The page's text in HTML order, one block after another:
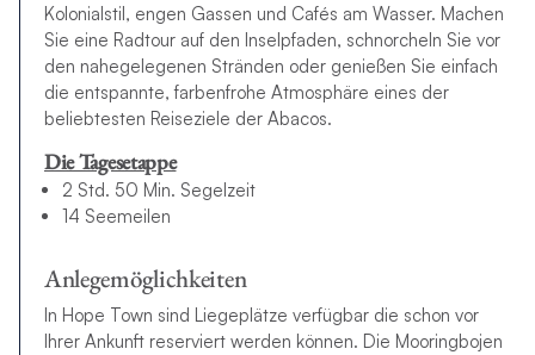
Kolonialstil, engen Gassen und Cafés am Wasser. Machen
Sie eine Radtour auf den Inselpfaden, schnorcheln Sie vor
den nahegelegenen Stränden oder genießen Sie einfach
die entspannte, farbenfrohe Atmosphäre eines der
beliebtesten Reiseziele der Abacos.
Die Tagesetappe
2 Std. 50 Min. Segelzeit
14 Seemeilen
Anlegemöglichkeiten
In Hope Town sind Liegeplätze verfügbar die schon vor
Ihrer Ankunft reserviert werden können. Die Mooringbojen